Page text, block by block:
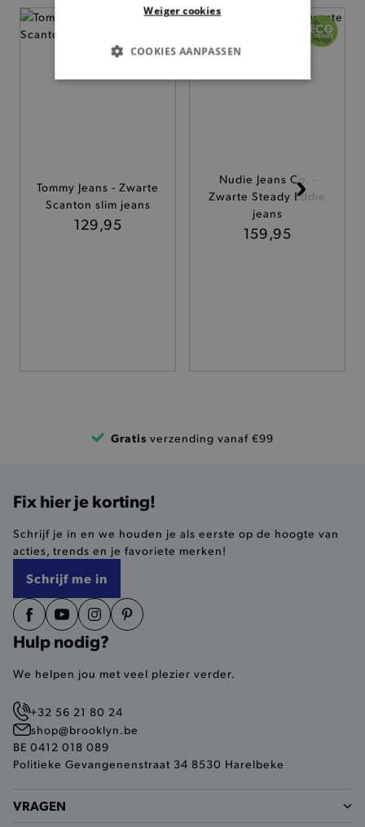
Tommy Jeans - Zwarte
Scanton slim jeans
129,95
Nudie Jeans Co. -
Zwarte Steady Eddie
jeans
159,95
Gratis verzending vanaf €99
Fix hier je korting!
Schrijf je in en we houden je als eerste op de hoogte van
acties, trends en je favoriete merken!
Schrijf me in
Hulp nodig?
We helpen jou met veel plezier verder.
+32 56 21 80 24
shop@brooklyn.be
BE 0412 018 089
Politieke Gevangenenstraat 34 8530 Harelbeke
VRAGEN
Weiger cookies
COOKIES AANPASSEN
BASIS COOKIES
FUNCTIONALITEIT
analytische en functionele cookies vullen hun
product-added-modal
.brooklyn.be
pickupStoreVal
pickupAddress
product-out-of-stock-modal